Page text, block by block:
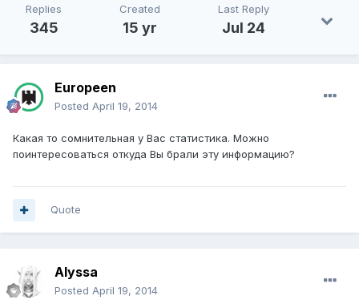
Replies
345
Created
15 yr
Last Reply
Jul 24
Europeen
Posted April 19, 2014
Какая то сомнительная у Вас статистика. Можно
поинтересоваться откуда Вы брали эту информацию?
Quote
Alyssa
Posted April 19, 2014